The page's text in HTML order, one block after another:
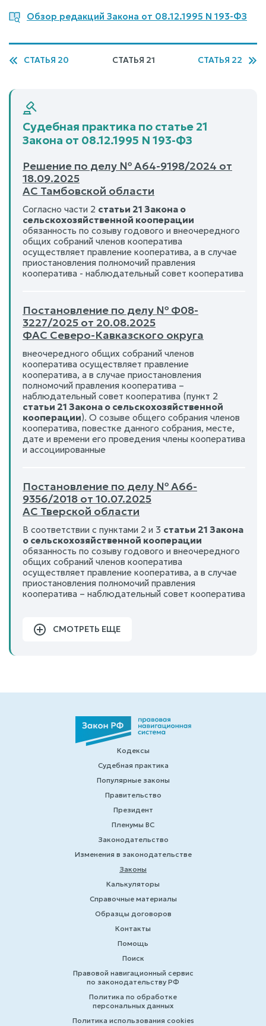
Обзор редакций Закона от 08.12.1995 N 193-ФЗ
СТАТЬЯ 20 СТАТЬЯ 21 СТАТЬЯ 22
Судебная практика по статье 21
Закона от 08.12.1995 N 193-ФЗ
Решение по делу № А64-9198/2024 от
18.09.2025
АС Тамбовской области
Согласно части 2 статьи 21 Закона о
сельскохозяйственной кооперации
обязанность по созыву годового и внеочередного
общих собраний членов кооператива
осуществляет правление кооператива, а в случае
приостановления полномочий правления
кооператива - наблюдательный совет кооператива
Постановление по делу № Ф08-
3227/2025 от 20.08.2025
ФАС Северо-Кавказского округа
внеочередного общих собраний членов
кооператива осуществляет правление
кооператива, а в случае приостановления
полномочий правления кооператива –
наблюдательный совет кооператива (пункт 2
статьи 21 Закона о сельскохозяйственной
кооперации). О созыве общего собрания членов
кооператива, повестке данного собрания, месте,
дате и времени его проведения члены кооператива
и ассоциированные
Постановление по делу № А66-
9356/2018 от 10.07.2025
АС Тверской области
В соответствии с пунктами 2 и 3 статьи 21 Закона
о сельскохозяйственной кооперации
обязанность по созыву годового и внеочередного
общих собраний членов кооператива
осуществляет правление кооператива, а в случае
приостановления полномочий правления
кооператива – наблюдательный совет кооператива
СМОТРЕТЬ ЕЩЕ
Кодексы
Судебная практика
Популярные законы
Правительство
Президент
Пленумы ВС
Законодательство
Изменения в законодательстве
Законы
Калькуляторы
Справочные материалы
Образцы договоров
Контакты
Помощь
Поиск
Правовой навигационный сервис
по законодательству РФ
Политика по обработке
персональных данных
Политика использования cookies